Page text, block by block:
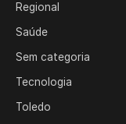
Regional
Saúde
Sem categoria
Tecnologia
Toledo